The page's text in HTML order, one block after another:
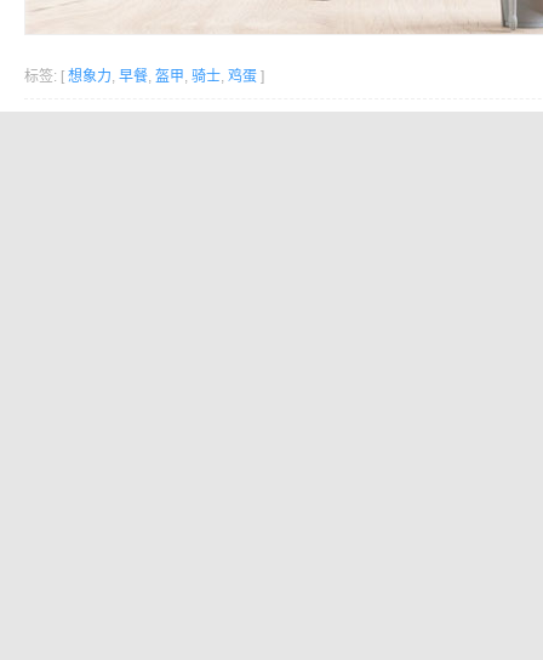
标签: [ 想象力, 早餐, 盔甲, 骑士, 鸡蛋 ]